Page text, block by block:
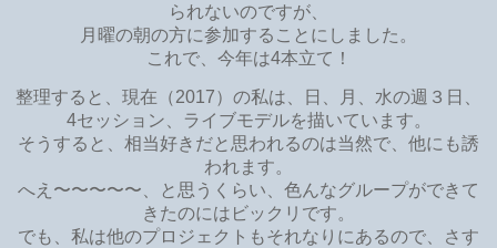
られないのですが、
月曜の朝の方に参加することにしました。
これで、今年は4本立て！
整理すると、現在（2017）の私は、日、月、水の週３日、
4セッション、ライブモデルを描いています。
そうすると、相当好きだと思われるのは当然で、他にも誘
われます。
へえ〜〜〜〜〜、と思うくらい、色んなグループができて
きたのにはビックリです。
でも、私は他のプロジェクトもそれなりにあるので、さす